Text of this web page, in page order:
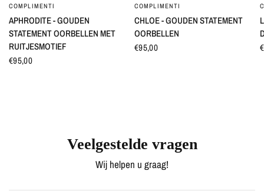
SNEL BEKIJKEN
COMPLIMENTI
APHRODITE - GOUDEN
STATEMENT OORBELLEN MET
RUITJESMOTIEF
€95,00
SNEL BEKIJKEN
COMPLIMENTI
CHLOE - GOUDEN STATEMENT
OORBELLEN
€95,00
Veelgestelde vragen
Wij helpen u graag!